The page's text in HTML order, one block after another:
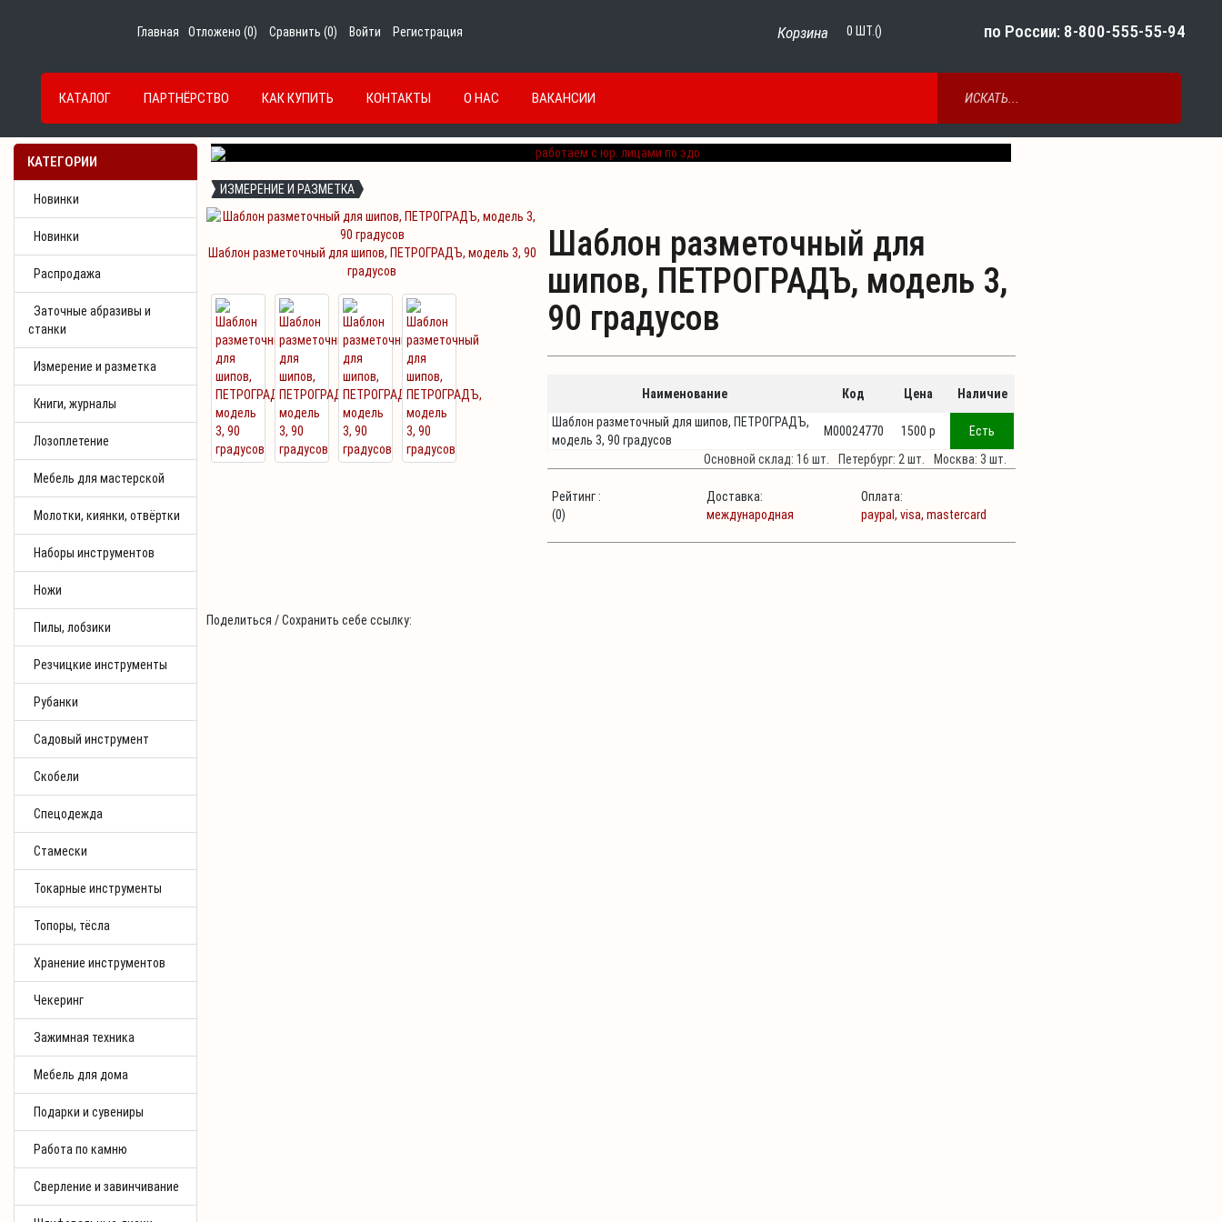
Главная Отложено (0) Сравнить (0) Войти Регистрация Корзина 0 ШТ.() по России: 8-800-555-55-94
КАТАЛОГ ПАРТНЁРСТВО КАК КУПИТЬ КОНТАКТЫ О НАС ВАКАНСИИ
КАТЕГОРИИ
Новинки
Новинки
Распродажа
Заточные абразивы и
станки
Измерение и разметка
Книги, журналы
Лозоплетение
Мебель для мастерской
Молотки, киянки, отвёртки
Наборы инструментов
Ножи
Пилы, лобзики
Резчицкие инструменты
Рубанки
Садовый инструмент
Скобели
Спецодежда
Стамески
Токарные инструменты
Топоры, тёсла
Хранение инструментов
Чекеринг
Зажимная техника
Мебель для дома
Подарки и сувениры
Работа по камню
Сверление и завинчивание
Previous Next
ИЗМЕРЕНИЕ И РАЗМЕТКА
Шаблон разметочный для шипов, ПЕТРОГРАДЪ, модель 3, 90
градусов
Поделиться / Сохранить себе ссылку:
Шаблон разметочный для
шипов, ПЕТРОГРАДЪ, модель 3,
90 градусов
Наименование Код Цена
Наличие
Шаблон разметочный для шипов, ПЕТРОГРАДЪ,
модель 3, 90 градусов
М00024770 1500 p
Есть
Основной склад: 16 шт.
Петербург: 2 шт. Москва: 3 шт.
Рейтинг :
(0)
Доставка:
международная
Оплата:
paypal, visa, mastercard